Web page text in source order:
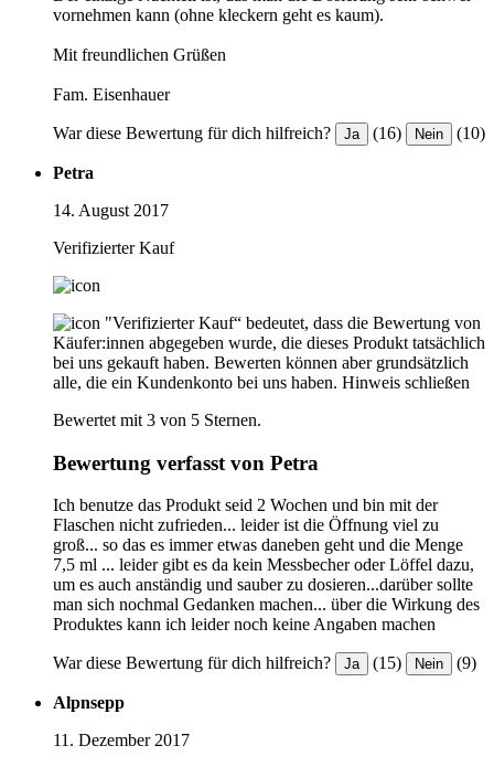
vornehmen kann (ohne kleckern geht es kaum).
Mit freundlichen Grüßen
Fam. Eisenhauer
War diese Bewertung für dich hilfreich? Ja (16) Nein (10)
Petra
14. August 2017
Verifizierter Kauf
"Verifizierter Kauf“ bedeutet, dass die Bewertung von
Käufer:innen abgegeben wurde, die dieses Produkt tatsächlich
bei uns gekauft haben. Bewerten können aber grundsätzlich
alle, die ein Kundenkonto bei uns haben. Hinweis schließen
Bewertet mit 3 von 5 Sternen.
Bewertung verfasst von Petra
Ich benutze das Produkt seid 2 Wochen und bin mit der
Flaschen nicht zufrieden... leider ist die Öffnung viel zu
groß... so das es immer etwas daneben geht und die Menge
7,5 ml ... leider gibt es da kein Messbecher oder Löffel dazu,
um es auch anständig und sauber zu dosieren...darüber sollte
man sich nochmal Gedanken machen... über die Wirkung des
Produktes kann ich leider noch keine Angaben machen
War diese Bewertung für dich hilfreich? Ja (15) Nein (9)
Alpnsepp
11. Dezember 2017